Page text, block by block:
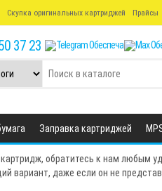
Скупка оригинальных картриджей Прайсы
37 23
Заправка картриджей
обратитесь к нам любым
вариант, даже если он не